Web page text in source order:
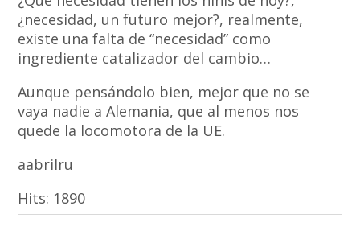
¿necesidad, un futuro mejor?, realmente,
existe una falta de “necesidad” como
ingrediente catalizador del cambio…
Aunque pensándolo bien, mejor que no se
vaya nadie a Alemania, que al menos nos
quede la locomotora de la UE.
aabrilru
Hits: 1890